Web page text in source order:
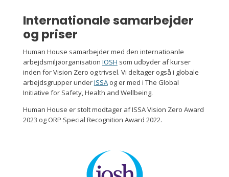
Internationale samarbejder
og priser
Human House samarbejder med den internatioanle
arbejdsmiljøorganisation IOSH som udbyder af kurser
inden for Vision Zero og trivsel. Vi deltager også i globale
arbejdsgrupper underISSAog er med i The Global
Initiative for Safety, Health and Wellbeing.
Human House er stolt modtager af ISSA Vision Zero Award
2023 og ORP Special Recognition Award 2022.